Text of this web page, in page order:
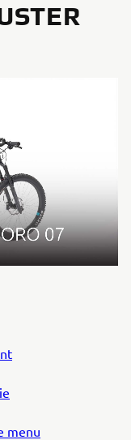
menu